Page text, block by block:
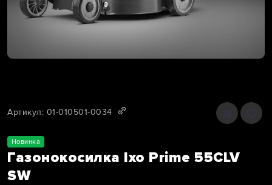
Артикул: 01-010501-0034
Новинка
Газонокосилка Ixo Prime 55CLV
SW